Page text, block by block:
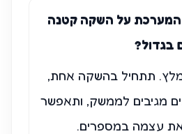
על השקה קטנה
בגדול?
תתחיל בהשקה אחת,
מגיבים לממשק, ותאפשר
עצמה במספרים.